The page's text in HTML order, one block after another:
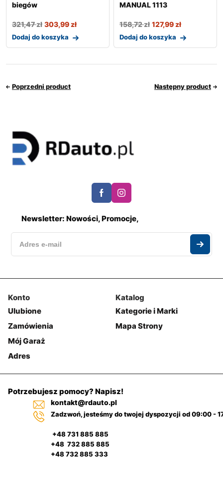
biegów
321,47zł 303,99zł
Dodaj do koszyka
MANUAL 1113
158,72zł 127,99zł
Dodaj do koszyka
Poprzedni product Następny product
Newsletter: Nowości, Promocje,
Konto
Ulubione
Zamówienia
Mój Garaż
Adres
Katalog
Kategorie i Marki
Mapa Strony
Potrzebujesz pomocy? Napisz!
kontakt@rdauto.pl
Zadzwoń, jesteśmy do twojej dyspozycji od 09:00 -
+48 731 885 885
+48 732 885 885
+48 732 885 333